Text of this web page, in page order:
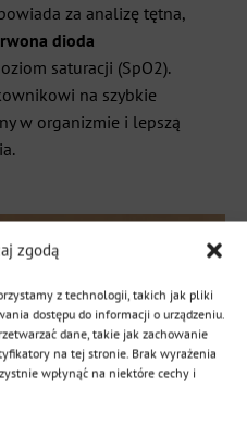
zgodą
z technologii, takich jak pliki
dostępu do informacji o urządzeniu.
dane, takie jak zachowanie
na tej stronie. Brak wyrażenia
wpłynąć na niektóre cechy i
za analizę tętna,
dioda
saturacji (SpO2).
na szybkie
w organizmie i lepszą